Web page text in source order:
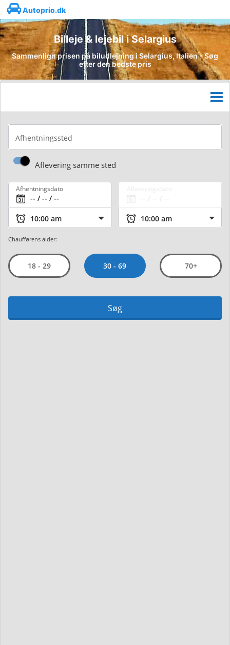
Autoprio.dk
Billeje & lejebil i Selargius
Sammenlign prisen på biludlejning i Selargius, Italien - Søg
efter den bedste pris
Afhentningssted
Aflevering samme sted
Afhentningsdato
Chaufførens alder:
18 - 29 30 - 69 70+
Søg